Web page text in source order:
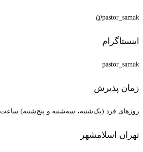
pastor_samak@
اینستاگرام
pastor_samak
زمان پذیرش
روزهای فرد (یک‌شنبه، سه‌شنبه و پنج‌شنبه) ساعت 15:00 الی 20:00
تهران اسلامشهر